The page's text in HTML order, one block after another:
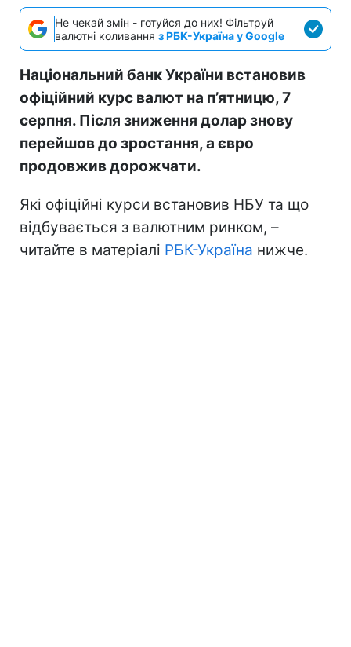
Не чекай змін - готуйся до них! Фільтруй
валютні коливання з РБК-Україна у Google
Національний банк України встановив
офіційний курс валют на п’ятницю, 7
серпня. Після зниження долар знову
перейшов до зростання, а євро
продовжив дорожчати.
Які офіційні курси встановив НБУ та що
відбувається з валютним ринком, –
читайте в матеріалі РБК-Україна нижче.